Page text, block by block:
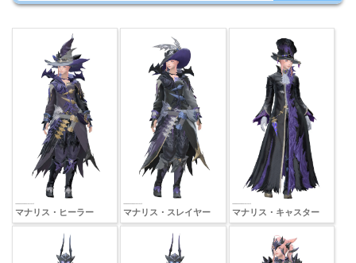
マナリス・ヒーラー マナリス・スレイヤー マナリス・キャスター